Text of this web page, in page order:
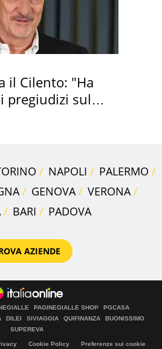
il Cilento: "Ha
pregiudizi sul
NAPOLI
PALERMO
GENOVA
VERONA
BARI PADOVA
AZIENDE
PAGINEGIALLE SHOP
PGCASA
DILEI SIVIAGGIA QUIFINANZA
BUONISSIMO
SUPEREVA
Cookie Policy
Preferenze sui cookie